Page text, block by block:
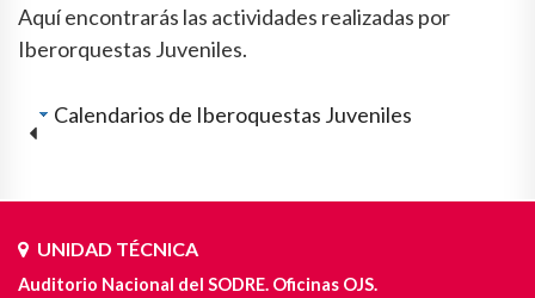
Aquí encontrarás las actividades realizadas por
Iberorquestas Juveniles.
Calendarios de Iberoquestas Juveniles
UNIDAD TÉCNICA
Auditorio Nacional del SODRE. Oficinas OJS.